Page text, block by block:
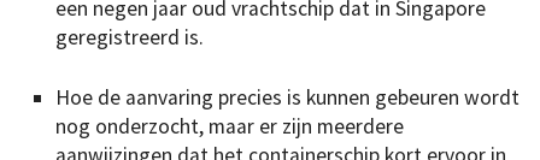
een negen jaar oud vrachtschip dat in Singapore
geregistreerd is.
Hoe de aanvaring precies is kunnen gebeuren wordt
nog onderzocht, maar er zijn meerdere